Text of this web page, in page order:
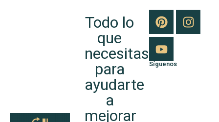
Todo lo
que
necesitas
para
ayudarte
a
mejorar
Síguenos